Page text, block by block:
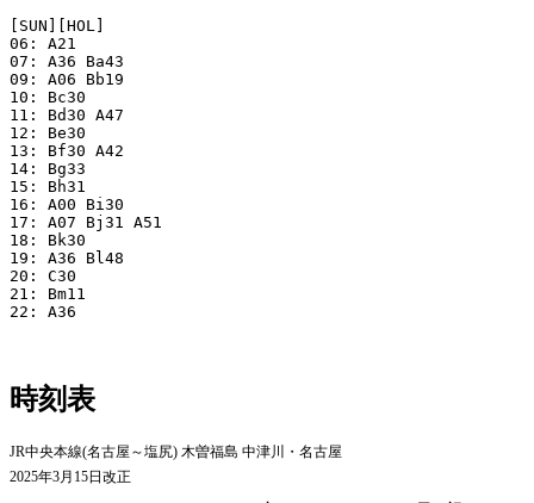
[SUN][HOL]
06: A21
07: A36 Ba43
09: A06 Bb19
10: Bc30
11: Bd30 A47
12: Be30
13: Bf30 A42
14: Bg33
15: Bh31
16: A00 Bi30
17: A07 Bj31 A51
18: Bk30
19: A36 Bl48
20: C30
21: Bm11
22: A36
時刻表
JR中央本線(名古屋～塩尻) 木曽福島 中津川・名古屋
2025年3月15日改正